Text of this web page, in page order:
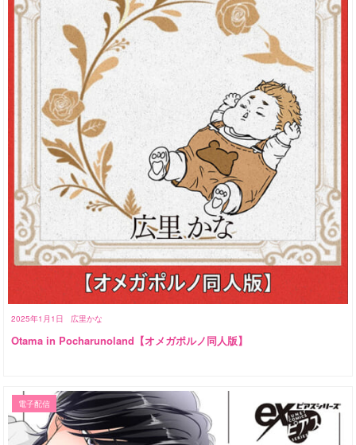
2025年1月1日 広里かな
Otama in Pocharunoland【オメガポルノ同人版】
電子配信